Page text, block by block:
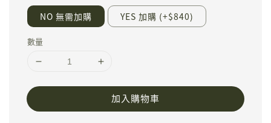
NO 無需加購 YES 加購 (+$840)
數量
加入購物車